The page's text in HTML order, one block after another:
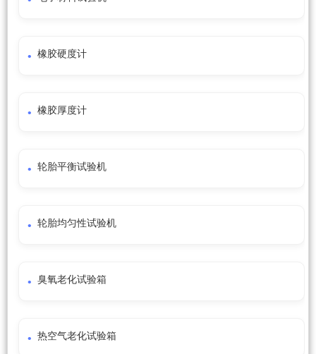
橡胶硬度计
橡胶厚度计
轮胎平衡试验机
轮胎均匀性试验机
臭氧老化试验箱
热空气老化试验箱